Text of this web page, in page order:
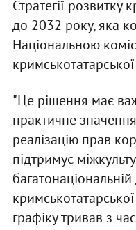
Стратегії розвитку
до 2032 року, яка
Національною
"Це рішення має
практичне
реалізацію прав
підтримує
графіку тривав з